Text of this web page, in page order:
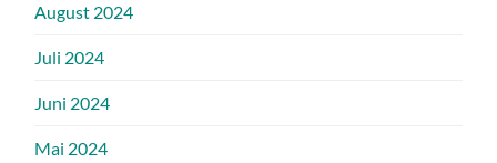
August 2024
Juli 2024
Juni 2024
Mai 2024